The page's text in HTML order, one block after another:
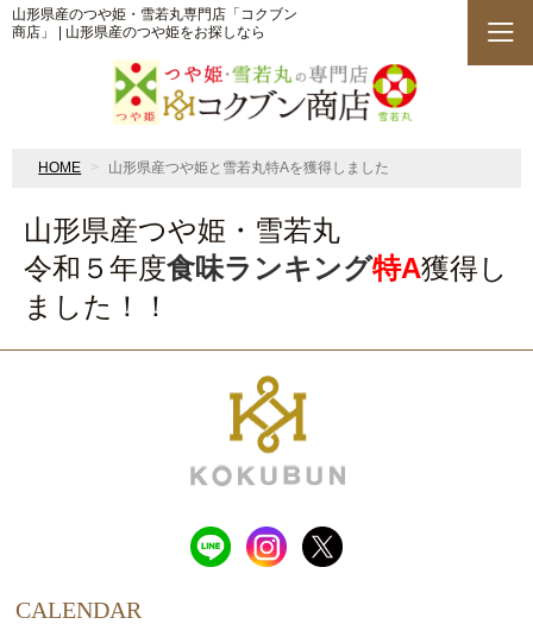
山形県産のつや姫・雪若丸専門店「コクブン
商店」 | 山形県産のつや姫をお探しなら
HOME 山形県産つや姫と雪若丸特Aを獲得しました
山形県産つや姫・雪若丸
令和５年度食味ランキング特A獲得し
ました！！
CALENDAR